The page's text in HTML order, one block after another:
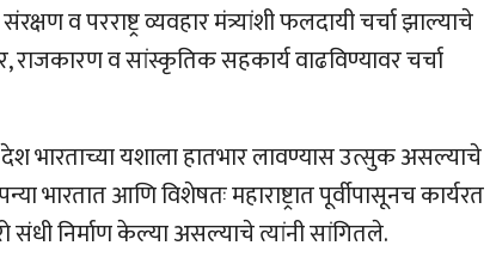
व परराष्ट्र व्यवहार मंत्र्यांशी फलदायी चर्चा झाल्याचे
व सांस्कृतिक सहकार्य वाढविण्यावर चर्चा
भारताच्या यशाला हातभार लावण्यास उत्सुक असल्याचे
भारतात आणि विशेषतः महाराष्ट्रात पूर्वीपासूनच कार्यरत
संधी निर्माण केल्या असल्याचे त्यांनी सांगितले.